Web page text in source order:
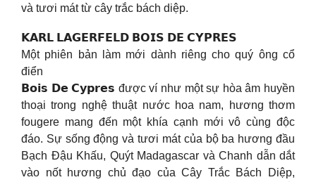
và tươi mát từ cây trắc bách diệp.
𝗞𝗔𝗥𝗟 𝗟𝗔𝗚𝗘𝗥𝗙𝗘𝗟𝗗 𝗕𝗢𝗜𝗦 𝗗𝗘 𝗖𝗬𝗣𝗥𝗘𝗦
Một phiên bản làm mới dành riêng cho quý ông cổ
điển
𝗕𝗼𝗶𝘀 𝗗𝗲 𝗖𝘆𝗽𝗿𝗲𝘀 được ví như một sự hòa âm huyền
thoại trong nghệ thuật nước hoa nam, hương thơm
fougere mang đến một khía cạnh mới vô cùng độc
đáo. Sự sống động và tươi mát của bộ ba hương đầu
Bạch Đậu Khấu, Quýt Madagascar và Chanh dẫn dắt
vào nốt hương chủ đạo của Cây Trắc Bách Diệp,